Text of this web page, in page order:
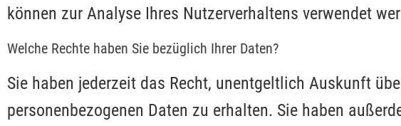
können zur Analyse Ihres Nutzerverhaltens verwendet
Welche Rechte haben Sie bezüglich Ihrer Daten?
Sie haben jederzeit das Recht, unentgeltlich Auskunft
personenbezogenen Daten zu erhalten. Sie haben